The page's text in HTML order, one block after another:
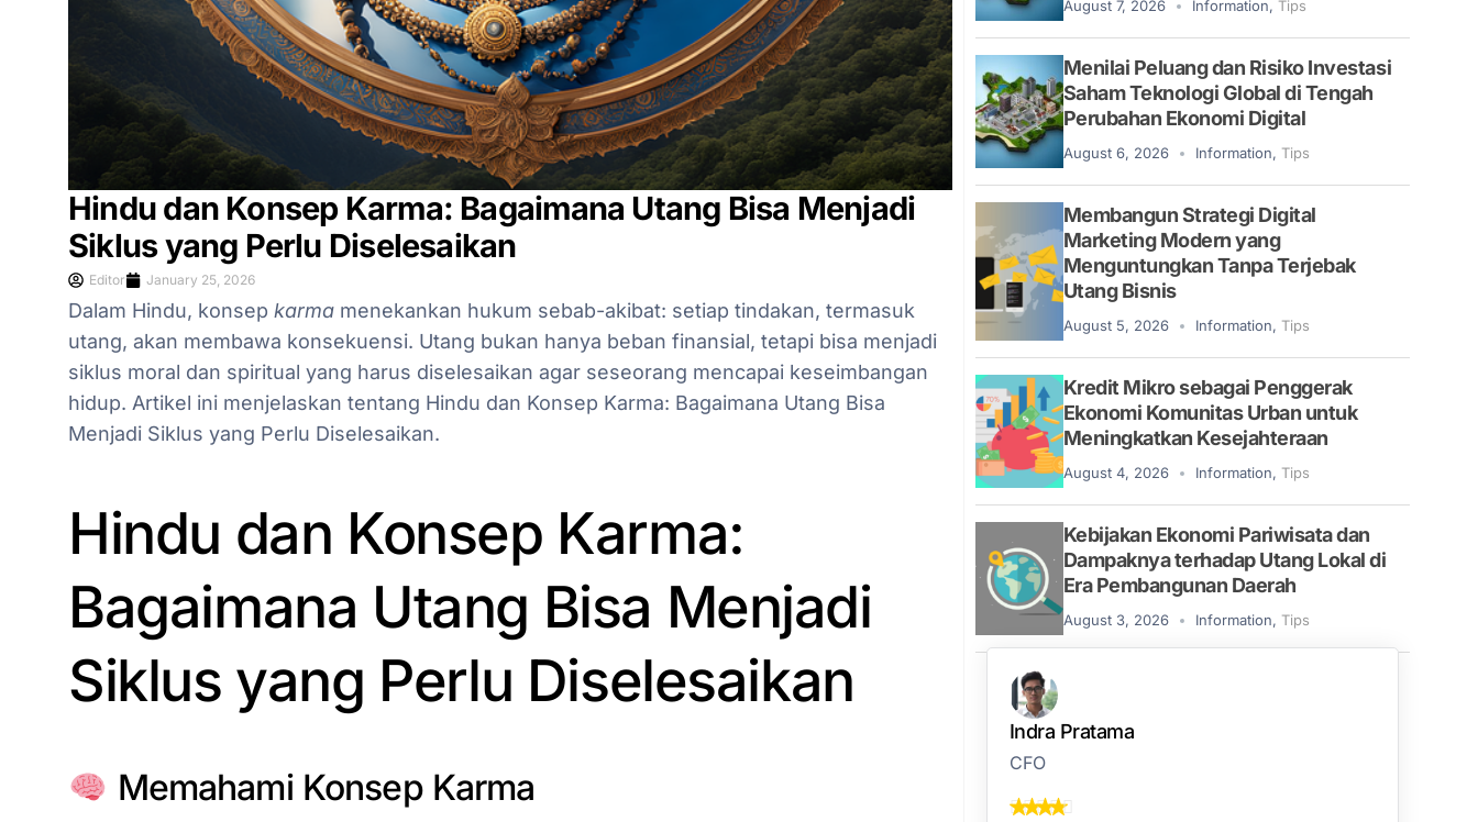
Hindu dan Konsep Karma: Bagaimana Utang Bisa Menjadi
Siklus yang Perlu Diselesaikan
Editor January 25, 2026
Dalam Hindu, konsep karma menekankan hukum sebab-akibat: setiap tindakan, termasuk
utang, akan membawa konsekuensi. Utang bukan hanya beban finansial, tetapi bisa menjadi
siklus moral dan spiritual yang harus diselesaikan agar seseorang mencapai keseimbangan
hidup. Artikel ini menjelaskan tentang Hindu dan Konsep Karma: Bagaimana Utang Bisa
Menjadi Siklus yang Perlu Diselesaikan.
Hindu dan Konsep Karma:
Bagaimana Utang Bisa Menjadi
Siklus yang Perlu Diselesaikan
Memahami Konsep Karma
August 7, 2026 Information, Tips
Menilai Peluang dan Risiko Investasi
Saham Teknologi Global di Tengah
Perubahan Ekonomi Digital
August 6, 2026 Information, Tips
Membangun Strategi Digital
Marketing Modern yang
Menguntungkan Tanpa Terjebak
Utang Bisnis
August 5, 2026 Information, Tips
Kredit Mikro sebagai Penggerak
Ekonomi Komunitas Urban untuk
Meningkatkan Kesejahteraan
August 4, 2026 Information, Tips
Kebijakan Ekonomi Pariwisata dan
Dampaknya terhadap Utang Lokal di
Era Pembangunan Daerah
August 3, 2026 Information, Tips
Indra Pratama
CFO